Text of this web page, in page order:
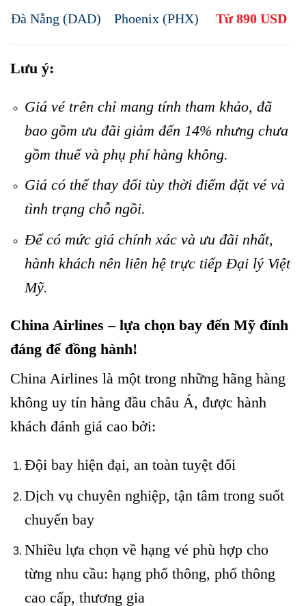
Đà Nẵng (DAD) Phoenix (PHX) Từ 890 USD
Lưu ý:
Giá vé trên chỉ mang tính tham khảo, đã
bao gồm ưu đãi giảm đến 14% nhưng chưa
gồm thuế và phụ phí hàng không.
Giá có thể thay đổi tùy thời điểm đặt vé và
tình trạng chỗ ngồi.
Để có mức giá chính xác và ưu đãi nhất,
hành khách nên liên hệ trực tiếp Đại lý Việt
Mỹ.
China Airlines – lựa chọn bay đến Mỹ đỉnh
đáng để đồng hành!
China Airlines là một trong những hãng hàng
không uy tín hàng đầu châu Á, được hành
khách đánh giá cao bởi:
Đội bay hiện đại, an toàn tuyệt đối
Dịch vụ chuyên nghiệp, tận tâm trong suốt
chuyến bay
Nhiều lựa chọn về hạng vé phù hợp cho
từng nhu cầu: hạng phổ thông, phổ thông
cao cấp, thương gia